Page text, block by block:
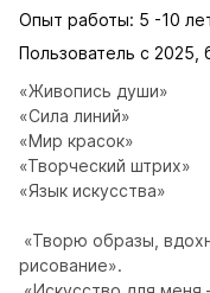
Опыт работы: 5 -10
Пользователь с 2025,
«Живопись души»
«Сила линий»
«Мир красок»
«Творческий штрих»
«Язык искусства»
рисование».